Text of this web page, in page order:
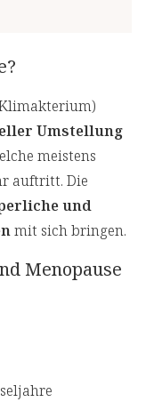
Umstellung
meistens
auftritt. Die
und
mit sich bringen.
Menopause